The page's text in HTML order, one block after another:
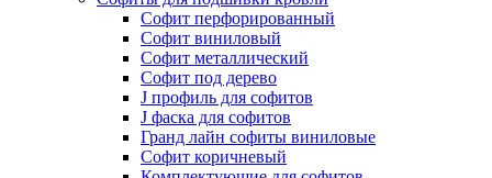
Cофит перфорированный
Софит виниловый
Софит металлический
Софит под дерево
J профиль для софитов
J фаска для софитов
Гранд лайн софиты виниловые
Софит коричневый